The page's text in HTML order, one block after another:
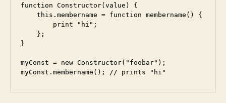
function Constructor(value) {
    this.membername = function membername() {
        print "hi";
    };
}
myConst = new Constructor("foobar");
myConst.membername(); // prints "hi"